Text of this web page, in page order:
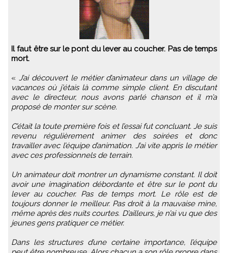
Il faut être sur le pont du lever au coucher. Pas de temps
mort.
« J’ai découvert le métier d’animateur dans un village de
vacances où j’étais là comme simple client. En discutant
avec le directeur, nous avons parlé chanson et il m’a
proposé de monter sur scène.
C’était la toute première fois et l’essai fut concluant. Je suis
revenu régulièrement animer des soirées et donc
travailler avec l’équipe d’animation. J’ai vite appris le métier
avec ces professionnels de terrain.
Un animateur doit montrer un dynamisme constant. Il doit
avoir une imagination débordante et être sur le pont du
lever au coucher. Pas de temps mort. Le rôle est de
toujours donner le meilleur. Pas droit à la mauvaise mine,
même après des nuits courtes. D’ailleurs, je n’ai vu que des
jeunes gens pratiquer ce métier.
Dans les structures d’une certaine importance, l’équipe